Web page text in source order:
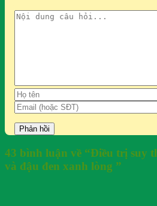
43 bình luận về “Điều trị suy
và đậu đen xanh lòng ”